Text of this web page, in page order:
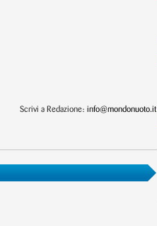
Scrivi a Redazione: info@mondonuoto.it